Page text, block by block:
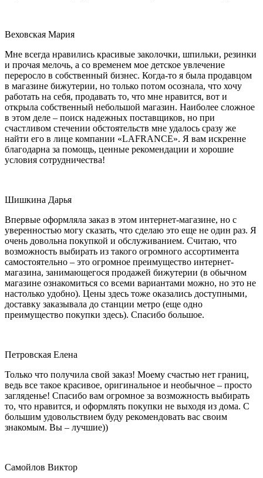
Веховская Мария
Мне всегда нравились красивые заколочки, шпильки, резинки
и прочая мелочь, а со временем мое детское увлечение
переросло в собственный бизнес. Когда-то я была продавцом
в магазине бижутерии, но только потом осознала, что хочу
работать на себя, продавать то, что мне нравится, вот и
открыла собственный небольшой магазин. Наиболее сложное
в этом деле – поиск надежных поставщиков, но при
счастливом стечении обстоятельств мне удалось сразу же
найти его в лице компании «LAFRANCE». Я вам искренне
благодарна за помощь, ценные рекомендации и хорошие
условия сотрудничества!
Шишкина Дарья
Впервые оформляла заказ в этом интернет-магазине, но с
уверенностью могу сказать, что сделаю это еще не один раз. Я
очень довольна покупкой и обслуживанием. Считаю, что
возможность выбирать из такого огромного ассортимента
самостоятельно – это огромное преимущество интернет-
магазина, занимающегося продажей бижутерии (в обычном
магазине ознакомиться со всеми вариантами можно, но это не
настолько удобно). Цены здесь тоже оказались доступными,
доставку заказывала до станции метро (еще одно
преимущество покупки здесь). Спасибо большое.
Петровская Елена
Только что получила свой заказ! Моему счастью нет границ,
ведь все такое красивое, оригинальное и необычное – просто
загляденье! Спасибо вам огромное за возможность выбирать
то, что нравится, и оформлять покупки не выходя из дома. С
большим удовольствием буду рекомендовать вас своим
знакомым. Вы – лучшие))
Самойлов Виктор